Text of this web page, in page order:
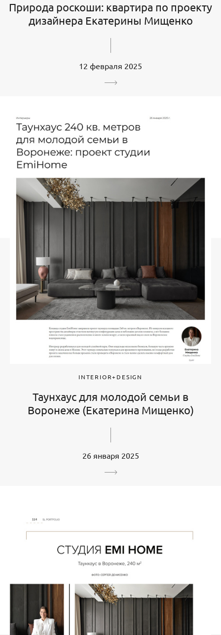
Природа роскоши: квартира по проекту
дизайнера Екатерины Мищенко
12 февраля 2025
INTERIOR+DESIGN
Таунхаус для молодой семьи в
Воронеже (Екатерина Мищенко)
26 января 2025